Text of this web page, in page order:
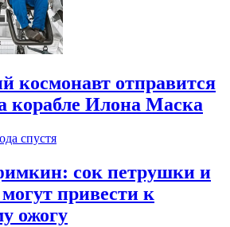
космонавт отправится
Илона Маска
спустя
сок петрушки и
могут привести к
ожогу